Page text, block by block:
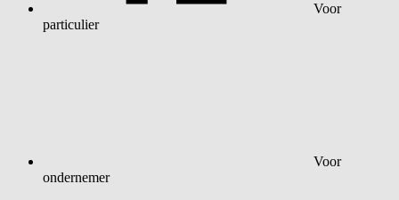
Voor
particulier
Voor
ondernemer